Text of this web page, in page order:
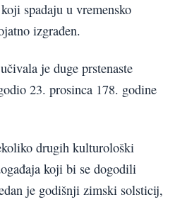
spadaju u vremensko
izgrađen.
je duge prstenaste
23. prosinca 178. godine
drugih kulturološki
koji bi se dogodili
je godišnji zimski solsticij,